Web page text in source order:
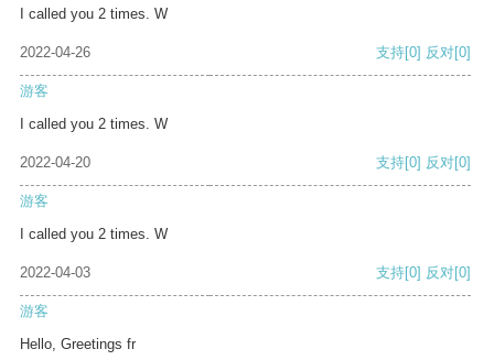
I called you 2 times. W
2022-04-26 支持[0] 反对[0]
游客
I called you 2 times. W
2022-04-20 支持[0] 反对[0]
游客
I called you 2 times. W
2022-04-03 支持[0] 反对[0]
游客
Hello, Greetings fr